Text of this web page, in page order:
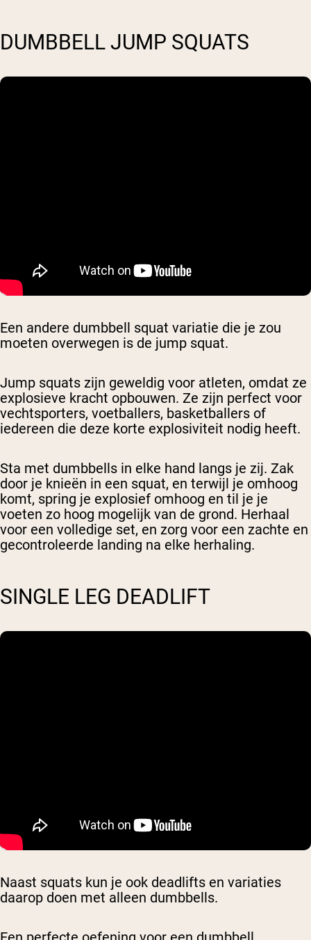
DUMBBELL JUMP SQUATS
Een andere dumbbell squat variatie die je zou
moeten overwegen is de jump squat.
Jump squats zijn geweldig voor atleten, omdat ze
explosieve kracht opbouwen. Ze zijn perfect voor
vechtsporters, voetballers, basketballers of
iedereen die deze korte explosiviteit nodig heeft.
Sta met dumbbells in elke hand langs je zij. Zak
door je knieën in een squat, en terwijl je omhoog
komt, spring je explosief omhoog en til je je
voeten zo hoog mogelijk van de grond. Herhaal
voor een volledige set, en zorg voor een zachte en
gecontroleerde landing na elke herhaling.
SINGLE LEG DEADLIFT
Naast squats kun je ook deadlifts en variaties
daarop doen met alleen dumbbells.